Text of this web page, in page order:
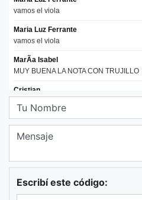
Escribí este código: